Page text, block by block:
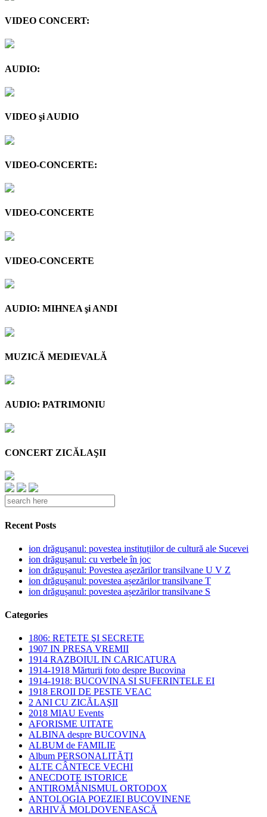
VIDEO CONCERT:
AUDIO:
VIDEO şi AUDIO
VIDEO-CONCERTE:
VIDEO-CONCERTE
VIDEO-CONCERTE
AUDIO: MIHNEA şi ANDI
MUZICĂ MEDIEVALĂ
AUDIO: PATRIMONIU
CONCERT ZICĂLAŞII
Recent Posts
ion drăgușanul: povestea instituțiilor de cultură ale Sucevei
ion drăgușanul: cu verbele în joc
ion drăgușanul: Povestea așezărilor transilvane U V Z
ion drăgușanul: povestea așezărilor transilvane T
ion drăgușanul: povestea așezărilor transilvane S
Categories
1806: REŢETE ŞI SECRETE
1907 IN PRESA VREMII
1914 RAZBOIUL IN CARICATURA
1914-1918 Mărturii foto despre Bucovina
1914-1918: BUCOVINA SI SUFERINTELE EI
1918 EROII DE PESTE VEAC
2 ANI CU ZICĂLAŞII
2018 MIAU Events
AFORISME UITATE
ALBINA despre BUCOVINA
ALBUM de FAMILIE
Album PERSONALITĂŢI
ALTE CÂNTECE VECHI
ANECDOTE ISTORICE
ANTIROMÂNISMUL ORTODOX
ANTOLOGIA POEZIEI BUCOVINENE
ARHIVĂ MOLDOVENEASCĂ